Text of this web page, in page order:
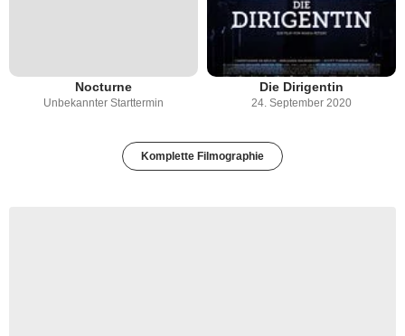
Nocturne
Unbekannter Starttermin
Die Dirigentin
24. September 2020
Komplette Filmographie